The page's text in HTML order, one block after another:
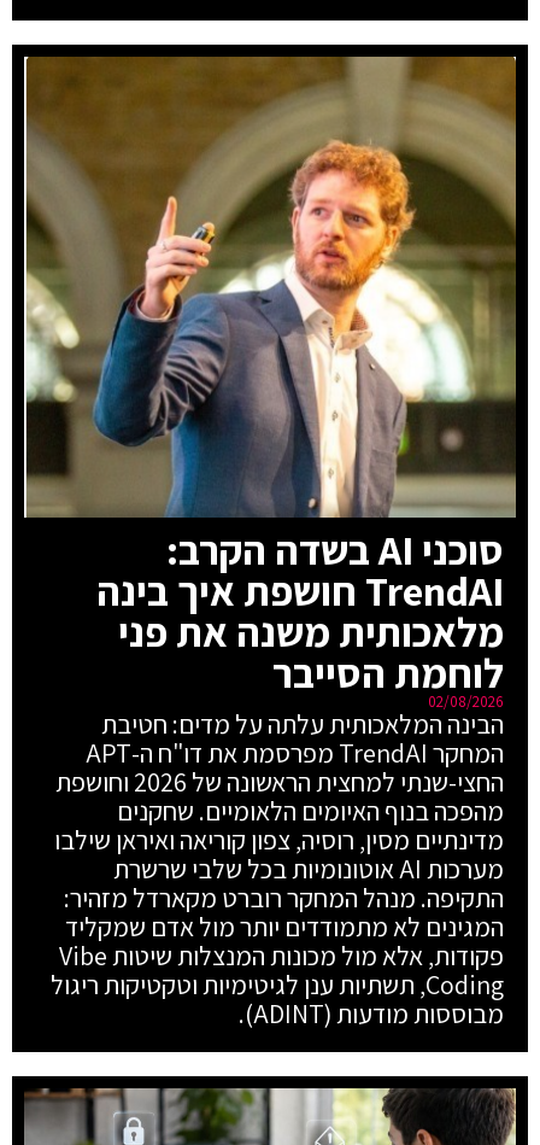
סוכני AI בשדה הקרב:
TrendAI חושפת איך בינה
מלאכותית משנה את פני
לוחמת הסייבר
02/08/2026
הבינה המלאכותית עלתה על מדים: חטיבת
המחקר TrendAI מפרסמת את דו"ח ה-APT
החצי-שנתי למחצית הראשונה של 2026 וחושפת
מהפכה בנוף האיומים הלאומיים. שחקנים
מדינתיים מסין, רוסיה, צפון קוריאה ואיראן שילבו
מערכות AI אוטונומיות בכל שלבי שרשרת
התקיפה. מנהל המחקר רוברט מקארדל מזהיר:
המגינים לא מתמודדים יותר מול אדם שמקליד
פקודות, אלא מול מכונות המנצלות שיטות Vibe
Coding, תשתיות ענן לגיטימיות וטקטיקות ריגול
מבוססות מודעות (ADINT).